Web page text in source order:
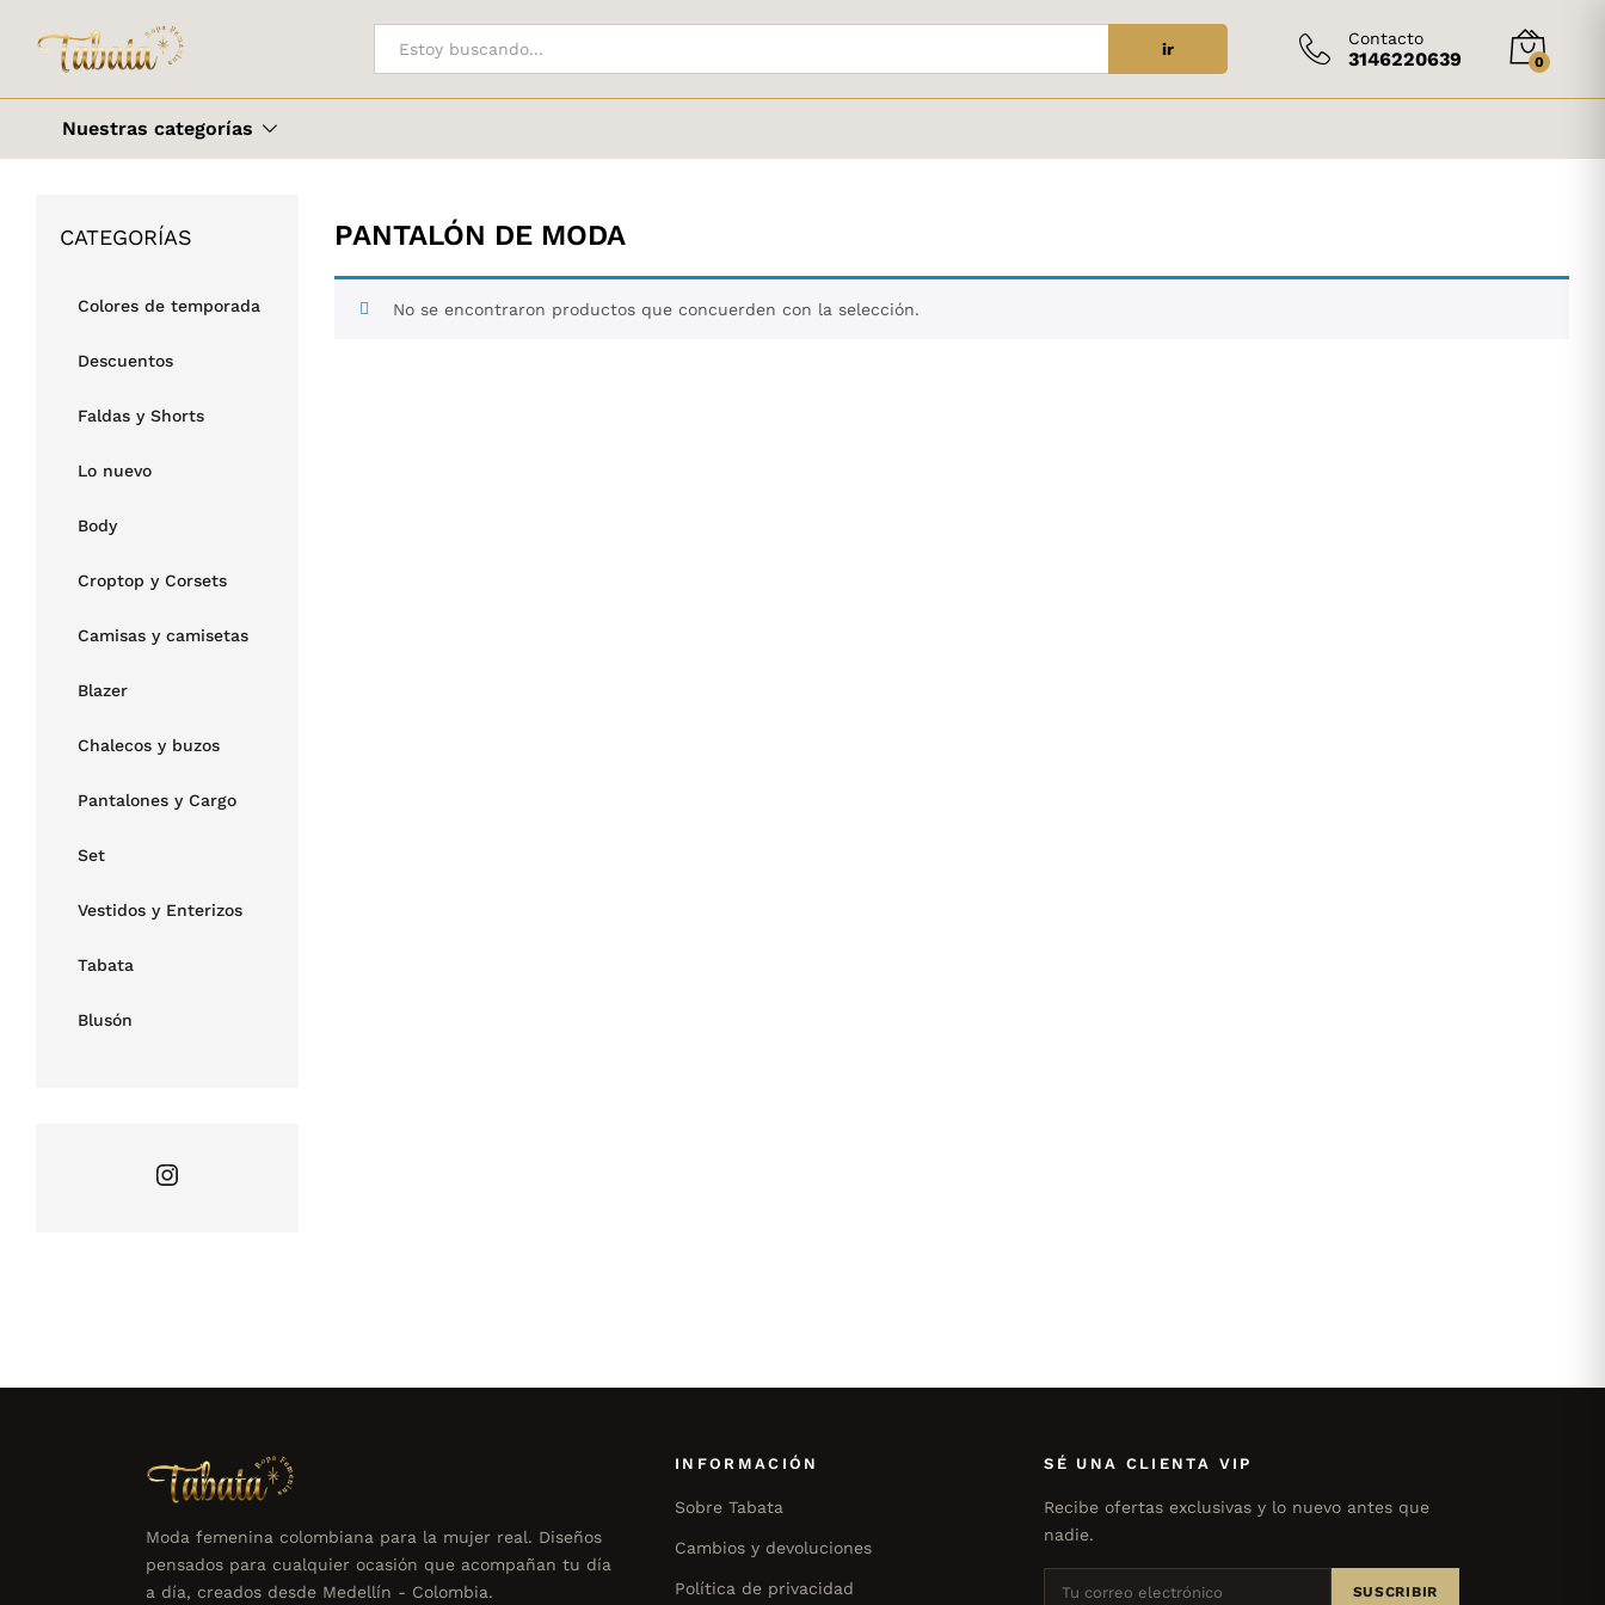
Todo ir
Contacto
3146220639 0
Nuestras categorías
PANTALÓN DE MODA
No se encontraron productos que concuerden con la selección.
CATEGORÍAS
Colores de temporada
Descuentos
Faldas y Shorts
Lo nuevo
Body
Croptop y Corsets
Camisas y camisetas
Blazer
Chalecos y buzos
Pantalones y Cargo
Set
Vestidos y Enterizos
Tabata
Blusón
Moda femenina colombiana para la mujer real. Diseños
pensados para cualquier ocasión que acompañan tu día
a día, creados desde Medellín - Colombia.
INFORMACIÓN
Sobre Tabata
Cambios y devoluciones
Política de privacidad
SÉ UNA CLIENTA VIP
Recibe ofertas exclusivas y lo nuevo antes que
nadie.
SUSCRIBIR